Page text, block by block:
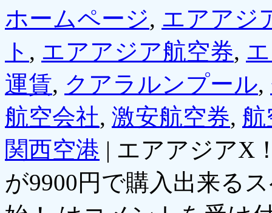
ホームページ, エアアジ
ト , エアアジア航空券,
運賃, クアラルンプール,
航空会社, 激安航空券, 航
関西空港 | エアアジアX
が9900円で購入出来る